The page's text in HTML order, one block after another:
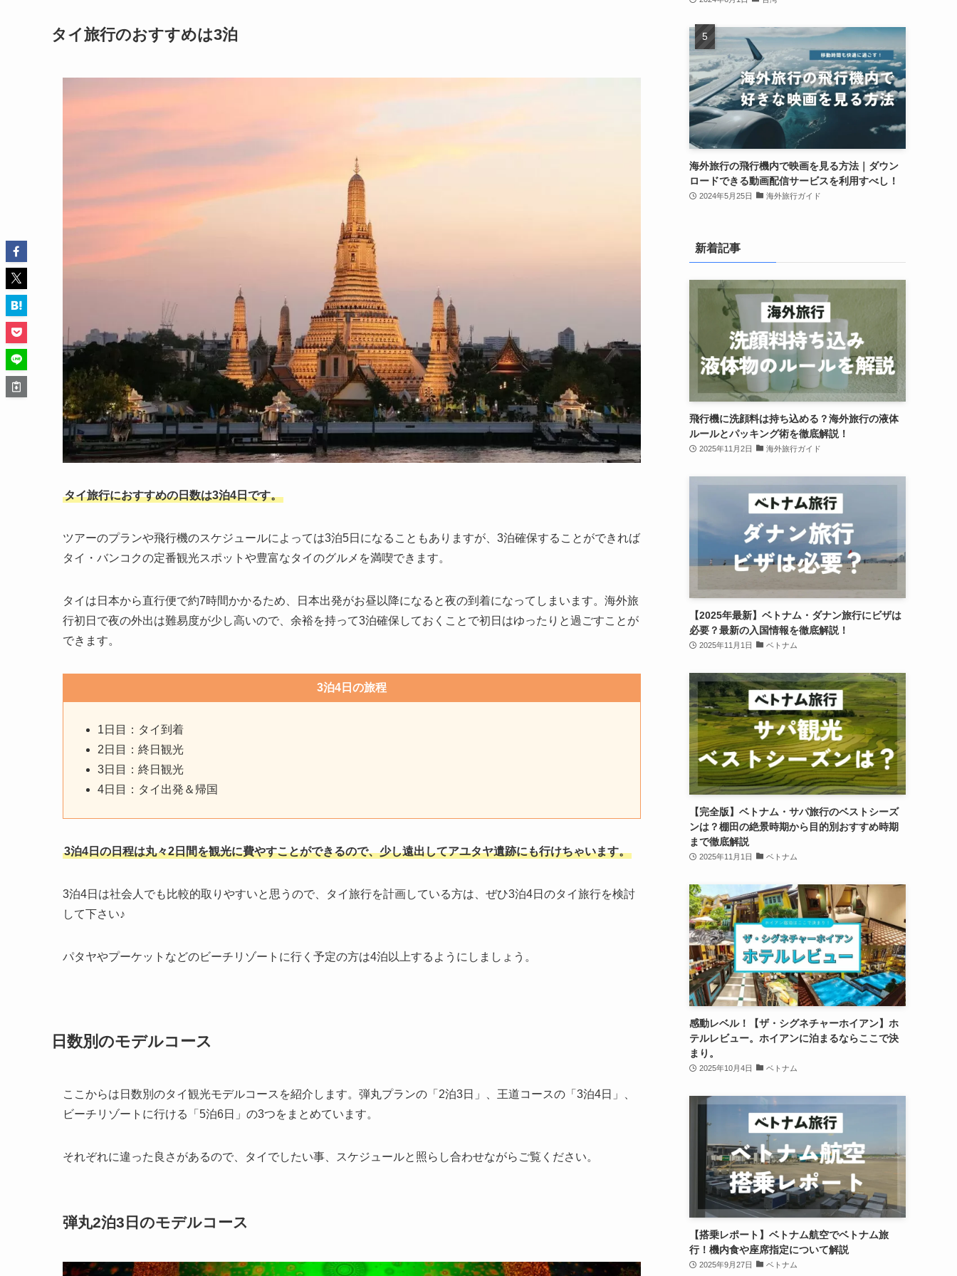
タイ旅行のおすすめは3泊
タイ旅行におすすめの日数は3泊4日です。
ツアーのプランや飛行機のスケジュールによっては3泊5日になることもありますが、3泊確保することができれば
タイ・バンコクの定番観光スポットや豊富なタイのグルメを満喫できます。
タイは日本から直行便で約7時間かかるため、日本出発がお昼以降になると夜の到着になってしまいます。海外旅
行初日で夜の外出は難易度が少し高いので、余裕を持って3泊確保しておくことで初日はゆったりと過ごすことが
できます。
3泊4日の旅程
1日目：タイ到着
2日目：終日観光
3日目：終日観光
4日目：タイ出発＆帰国
3泊4日の日程は丸々2日間を観光に費やすことができるので、少し遠出してアユタヤ遺跡にも行けちゃいます。
3泊4日は社会人でも比較的取りやすいと思うので、タイ旅行を計画している方は、ぜひ3泊4日のタイ旅行を検討
して下さい♪
パタヤやプーケットなどのビーチリゾートに行く予定の方は4泊以上するようにしましょう。
日数別のモデルコース
ここからは日数別のタイ観光モデルコースを紹介します。弾丸プランの「2泊3日」、王道コースの「3泊4日」、
ビーチリゾートに行ける「5泊6日」の3つをまとめています。
それぞれに違った良さがあるので、タイでしたい事、スケジュールと照らし合わせながらご覧ください。
弾丸2泊3日のモデルコース
海外旅行の飛行機内で映画を見る方法｜ダウン
ロードできる動画配信サービスを利用すべし！
2024年5月25日 海外旅行ガイド
新着記事
飛行機に洗顔料は持ち込める？海外旅行の液体
ルールとパッキング術を徹底解説！
2025年11月2日 海外旅行ガイド
【2025年最新】ベトナム・ダナン旅行にビザは
必要？最新の入国情報を徹底解説！
2025年11月1日 ベトナム
【完全版】ベトナム・サパ旅行のベストシーズ
ンは？棚田の絶景時期から目的別おすすめ時期
まで徹底解説
2025年11月1日 ベトナム
感動レベル！【ザ・シグネチャーホイアン】ホ
テルレビュー。ホイアンに泊まるならここで決
まり。
2025年10月4日 ベトナム
【搭乗レポート】ベトナム航空でベトナム旅
行！機内食や座席指定について解説
2025年9月27日 ベトナム